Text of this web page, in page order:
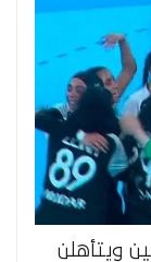
ويتأهلن